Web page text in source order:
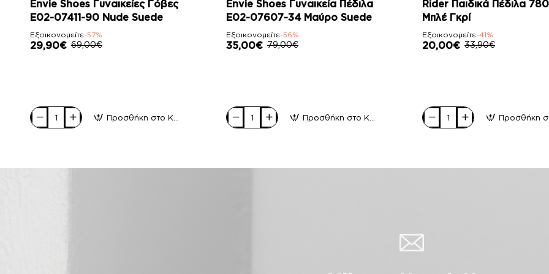
Envie Shoes Γυναικείες Γόβες
E02-07411-90 Nude Suede
Εξοικονομείτε-57%
29,90€ 69,00€
Envie
Shoes
07411-
Προσθήκη στο Καλάθι
Envie Shoes Γυναικεία Πέδιλα
E02-07607-34 Μαύρο Suede
Εξοικονομείτε-56%
35,00€ 79,00€
Envie
Shoes
07607-
Προσθήκη στο Καλάθι
Rider Παιδικά Πέδιλα
Μπλέ Γκρί
Εξοικονομείτε-41%
20,00€ 33,90€
Rider
Παιδικά
Μπλέ